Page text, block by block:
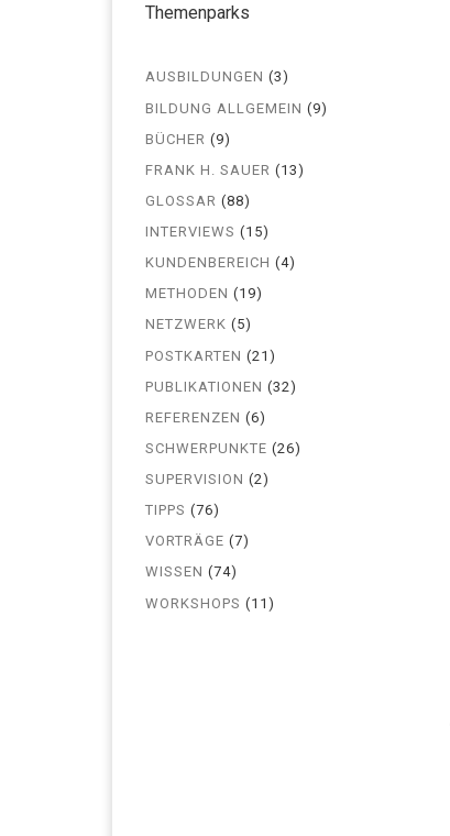
Themenparks
AUSBILDUNGEN (3)
BILDUNG ALLGEMEIN (9)
BÜCHER (9)
FRANK H. SAUER (13)
GLOSSAR (88)
INTERVIEWS (15)
KUNDENBEREICH (4)
METHODEN (19)
NETZWERK (5)
POSTKARTEN (21)
PUBLIKATIONEN (32)
REFERENZEN (6)
SCHWERPUNKTE (26)
SUPERVISION (2)
TIPPS (76)
VORTRÄGE (7)
WISSEN (74)
WORKSHOPS (11)